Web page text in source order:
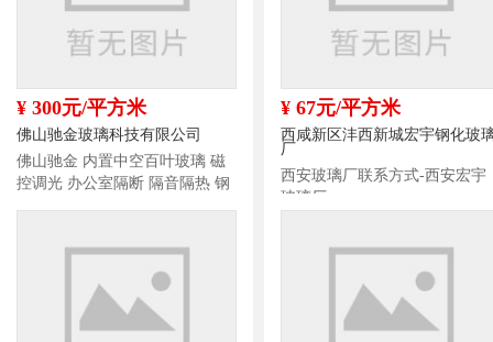
¥ 300元/平方米
佛山驰金玻璃科技有限公司
佛山驰金 内置中空百叶玻璃 磁
控调光 办公室隔断 隔音隔热 钢
¥ 67元/平方米
西咸新区沣西新城宏宇钢化玻
厂
西安玻璃厂联系方式-西安宏宇
玻璃厂